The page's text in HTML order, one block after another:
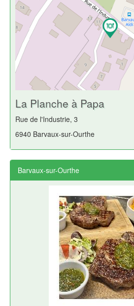
La Planche à Papa
Rue de l'Industrie, 3
6940 Barvaux-sur-Ourthe
Barvaux-sur-Ourthe